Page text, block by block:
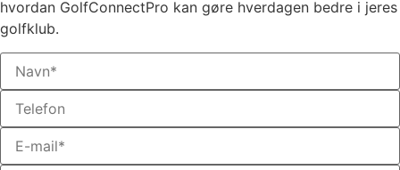
hvordan GolfConnectPro kan gøre hverdagen bedre i jeres
golfklub.